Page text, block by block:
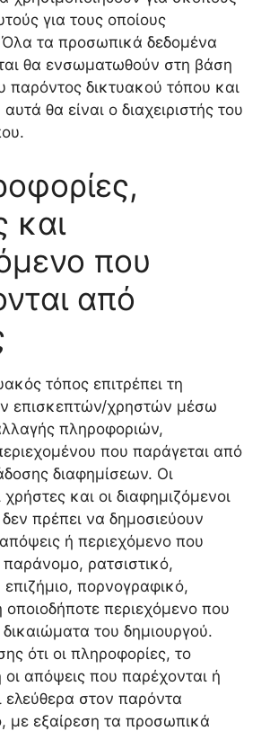
για τους οποίους
τα προσωπικά δεδομένα
θα ενσωματωθούν στη βάση
παρόντος δικτυακού τόπου και
θα είναι ο διαχειριστής του
και
που
από
τόπος επιτρέπει τη
επισκεπτών/χρηστών μέσω
πληροφοριών,
που παράγεται από
διαφημίσεων. Οι
χρήστες και οι διαφημιζόμενοι
πρέπει να δημοσιεύουν
ή περιεχόμενο που
παράνομο, ρατσιστικό,
πορνογραφικό,
οποιοδήποτε περιεχόμενο που
του δημιουργού.
ότι οι πληροφορίες, το
οι απόψεις που παρέχονται ή
ελεύθερα στον παρόντα
με εξαίρεση τα προσωπικά